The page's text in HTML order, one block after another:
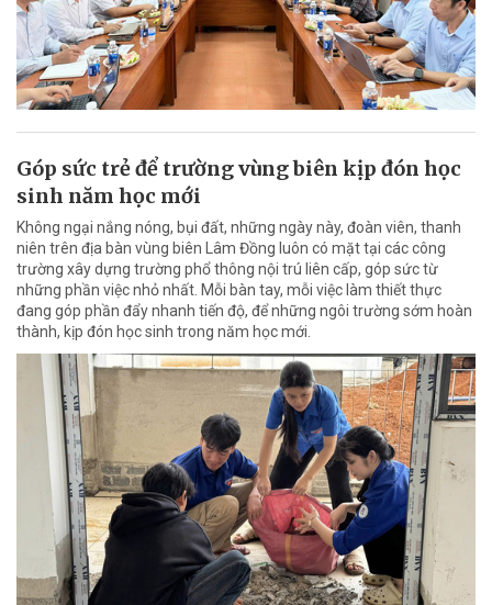
Góp sức trẻ để trường vùng biên kịp đón học
sinh năm học mới
Không ngại nắng nóng, bụi đất, những ngày này, đoàn viên, thanh
niên trên địa bàn vùng biên Lâm Đồng luôn có mặt tại các công
trường xây dựng trường phổ thông nội trú liên cấp, góp sức từ
những phần việc nhỏ nhất. Mỗi bàn tay, mỗi việc làm thiết thực
đang góp phần đẩy nhanh tiến độ, để những ngôi trường sớm hoàn
thành, kịp đón học sinh trong năm học mới.